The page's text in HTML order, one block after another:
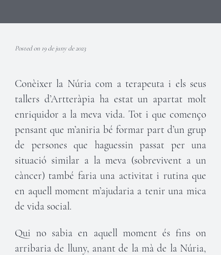
Posted on 19 de juny de 2023
Conèixer la Núria com a terapeuta i els seus
tallers d’Artteràpia ha estat un apartat molt
enriquidor a la meva vida. Tot i que començo
pensant que m’aniria bé formar part d’un grup
de persones que haguessin passat per una
situació similar a la meva (sobrevivent a un
càncer) també faria una activitat i rutina que
en aquell moment m’ajudaria a tenir una mica
de vida social.
Qui no sabia en aquell moment és fins on
arribaria de lluny, anant de la mà de la Núria,